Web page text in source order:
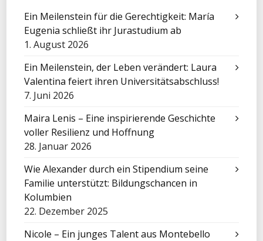
Ein Meilenstein für die Gerechtigkeit: María
Eugenia schließt ihr Jurastudium ab
1. August 2026
Ein Meilenstein, der Leben verändert: Laura
Valentina feiert ihren Universitätsabschluss!
7. Juni 2026
Maira Lenis – Eine inspirierende Geschichte
voller Resilienz und Hoffnung
28. Januar 2026
Wie Alexander durch ein Stipendium seine
Familie unterstützt: Bildungschancen in
Kolumbien
22. Dezember 2025
Nicole – Ein junges Talent aus Montebello